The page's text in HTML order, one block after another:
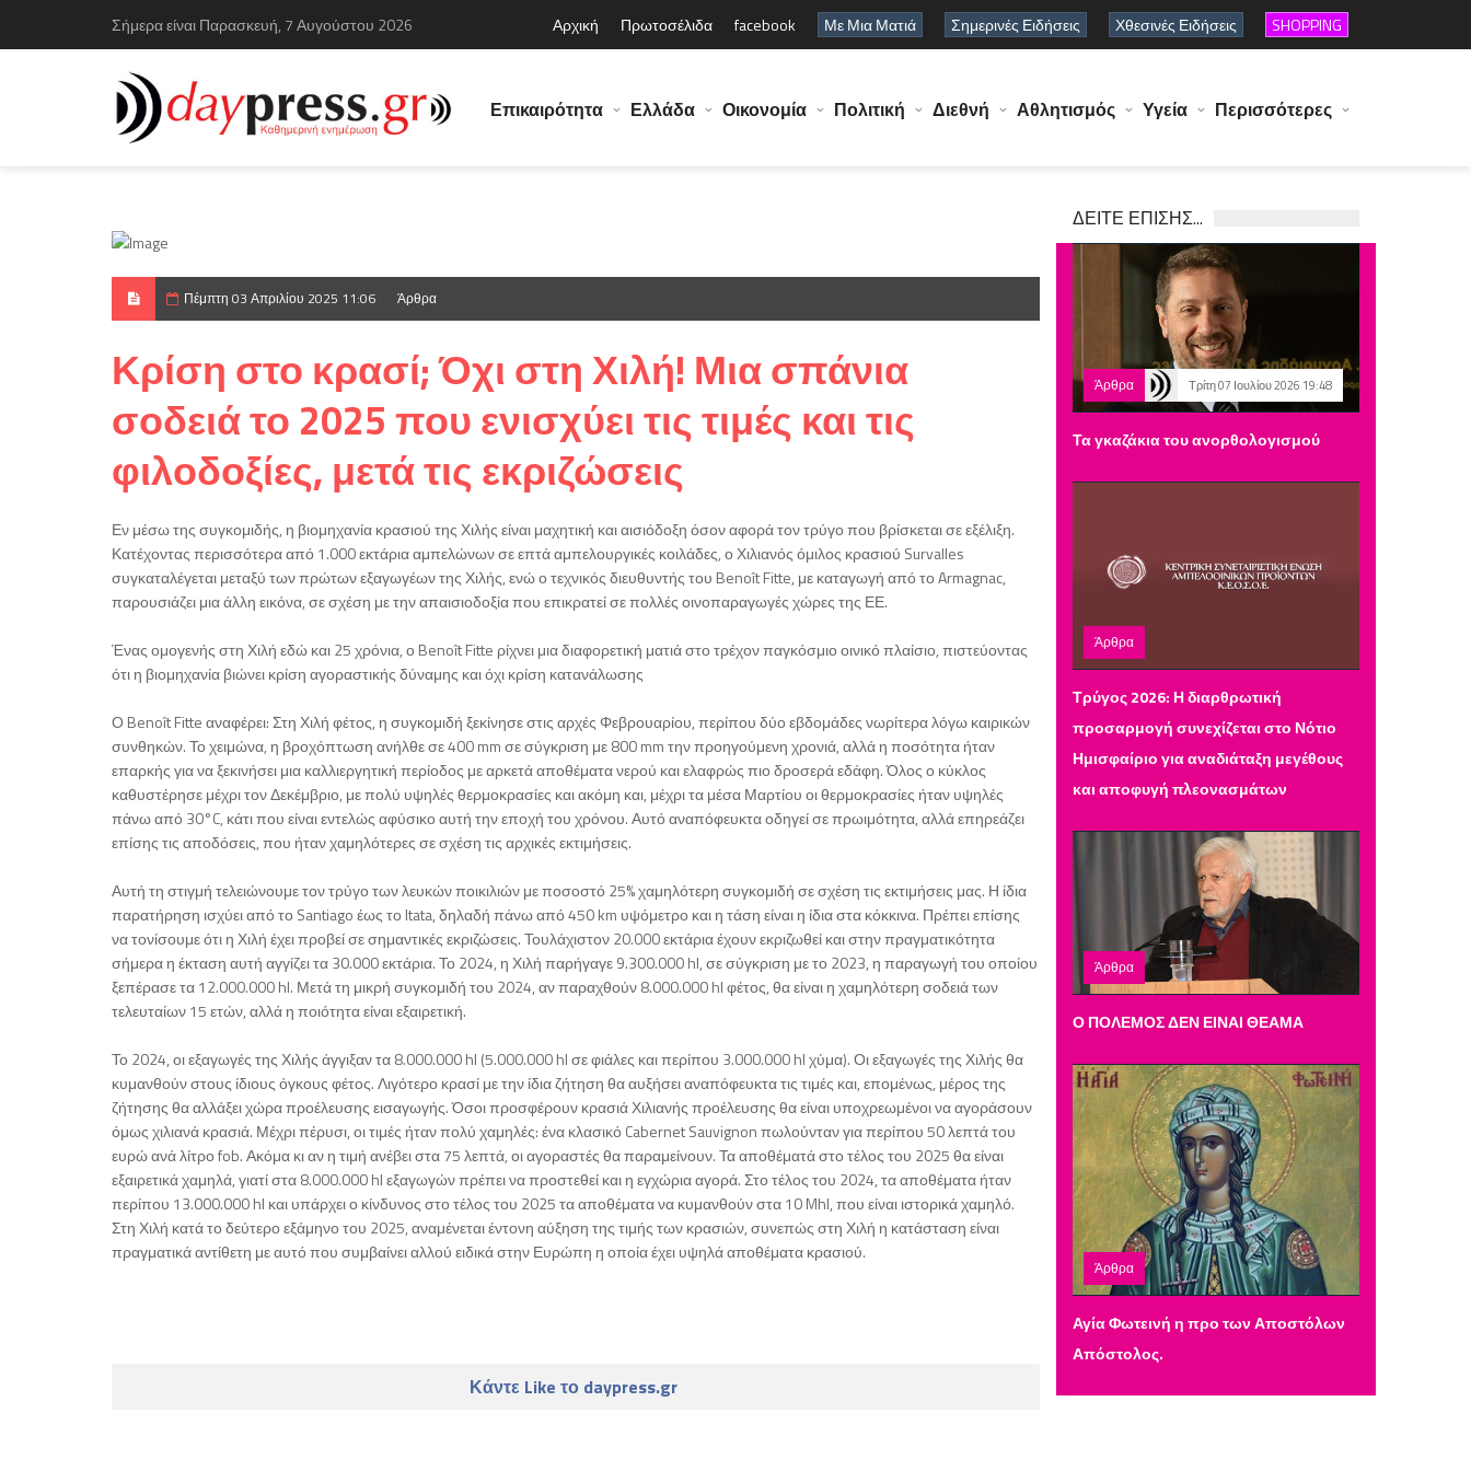
Σήμερα είναι Παρασκευή, 7 Αυγούστου 2026 Αρχική Πρωτοσέλιδα facebook Με Μια Ματιά Σημερινές Ειδήσεις Χθεσινές Ειδήσεις SHOPPING
Επικαιρότητα Ελλάδα Οικονομία Πολιτική Διεθνή Αθλητισμός Υγεία Περισσότερες
Πέμπτη 03 Απριλίου 2025 11:06 Άρθρα
Κρίση στο κρασί; Όχι στη Χιλή! Μια σπάνια
σοδειά το 2025 που ενισχύει τις τιμές και τις
φιλοδοξίες, μετά τις εκριζώσεις
Εν μέσω της συγκομιδής, η βιομηχανία κρασιού της Χιλής είναι μαχητική και αισιόδοξη όσον αφορά τον τρύγο που βρίσκεται σε εξέλιξη.
Κατέχοντας περισσότερα από 1.000 εκτάρια αμπελώνων σε επτά αμπελουργικές κοιλάδες, ο Χιλιανός όμιλος κρασιού Survalles
συγκαταλέγεται μεταξύ των πρώτων εξαγωγέων της Χιλής, ενώ ο τεχνικός διευθυντής του Benoît Fitte, με καταγωγή από το Armagnac,
παρουσιάζει μια άλλη εικόνα, σε σχέση με την απαισιοδοξία που επικρατεί σε πολλές οινοπαραγωγές χώρες της ΕΕ.
Ένας ομογενής στη Χιλή εδώ και 25 χρόνια, ο Benoît Fitte ρίχνει μια διαφορετική ματιά στο τρέχον παγκόσμιο οινικό πλαίσιο, πιστεύοντας
ότι η βιομηχανία βιώνει κρίση αγοραστικής δύναμης και όχι κρίση κατανάλωσης
Ο Benoît Fitte αναφέρει: Στη Χιλή φέτος, η συγκομιδή ξεκίνησε στις αρχές Φεβρουαρίου, περίπου δύο εβδομάδες νωρίτερα λόγω καιρικών
συνθηκών. Το χειμώνα, η βροχόπτωση ανήλθε σε 400 mm σε σύγκριση με 800 mm την προηγούμενη χρονιά, αλλά η ποσότητα ήταν
επαρκής για να ξεκινήσει μια καλλιεργητική περίοδος με αρκετά αποθέματα νερού και ελαφρώς πιο δροσερά εδάφη. Όλος ο κύκλος
καθυστέρησε μέχρι τον Δεκέμβριο, με πολύ υψηλές θερμοκρασίες και ακόμη και, μέχρι τα μέσα Μαρτίου οι θερμοκρασίες ήταν υψηλές
πάνω από 30°C, κάτι που είναι εντελώς αφύσικο αυτή την εποχή του χρόνου. Αυτό αναπόφευκτα οδηγεί σε πρωιμότητα, αλλά επηρεάζει
επίσης τις αποδόσεις, που ήταν χαμηλότερες σε σχέση τις αρχικές εκτιμήσεις.
Αυτή τη στιγμή τελειώνουμε τον τρύγο των λευκών ποικιλιών με ποσοστό 25% χαμηλότερη συγκομιδή σε σχέση τις εκτιμήσεις μας. Η ίδια
παρατήρηση ισχύει από το Santiago έως το Itata, δηλαδή πάνω από 450 km υψόμετρο και η τάση είναι η ίδια στα κόκκινα. Πρέπει επίσης
να τονίσουμε ότι η Χιλή έχει προβεί σε σημαντικές εκριζώσεις. Τουλάχιστον 20.000 εκτάρια έχουν εκριζωθεί και στην πραγματικότητα
σήμερα η έκταση αυτή αγγίζει τα 30.000 εκτάρια. Το 2024, η Χιλή παρήγαγε 9.300.000 hl, σε σύγκριση με το 2023, η παραγωγή του οποίου
ξεπέρασε τα 12.000.000 hl. Μετά τη μικρή συγκομιδή του 2024, αν παραχθούν 8.000.000 hl φέτος, θα είναι η χαμηλότερη σοδειά των
τελευταίων 15 ετών, αλλά η ποιότητα είναι εξαιρετική.
Το 2024, οι εξαγωγές της Χιλής άγγιξαν τα 8.000.000 hl (5.000.000 hl σε φιάλες και περίπου 3.000.000 hl χύμα). Οι εξαγωγές της Χιλής θα
κυμανθούν στους ίδιους όγκους φέτος. Λιγότερο κρασί με την ίδια ζήτηση θα αυξήσει αναπόφευκτα τις τιμές και, επομένως, μέρος της
ζήτησης θα αλλάξει χώρα προέλευσης εισαγωγής. Όσοι προσφέρουν κρασιά Χιλιανής προέλευσης θα είναι υποχρεωμένοι να αγοράσουν
όμως χιλιανά κρασιά. Μέχρι πέρυσι, οι τιμές ήταν πολύ χαμηλές: ένα κλασικό Cabernet Sauvignon πωλούνταν για περίπου 50 λεπτά του
ευρώ ανά λίτρο fob. Ακόμα κι αν η τιμή ανέβει στα 75 λεπτά, οι αγοραστές θα παραμείνουν. Τα αποθέματά στο τέλος του 2025 θα είναι
εξαιρετικά χαμηλά, γιατί στα 8.000.000 hl εξαγωγών πρέπει να προστεθεί και η εγχώρια αγορά. Στο τέλος του 2024, τα αποθέματα ήταν
περίπου 13.000.000 hl και υπάρχει ο κίνδυνος στο τέλος του 2025 τα αποθέματα να κυμανθούν στα 10 Mhl, που είναι ιστορικά χαμηλό.
Στη Χιλή κατά το δεύτερο εξάμηνο του 2025, αναμένεται έντονη αύξηση της τιμής των κρασιών, συνεπώς στη Χιλή η κατάσταση είναι
πραγματικά αντίθετη με αυτό που συμβαίνει αλλού ειδικά στην Ευρώπη η οποία έχει υψηλά αποθέματα κρασιού.
Κάντε Like το daypress.gr
ΔΕΙΤΕ ΕΠΙΣΗΣ...
Άρθρα Τρίτη 07 Ιουλίου 2026 19:48
Τα γκαζάκια του ανορθολογισμού
Άρθρα
Δευτέρα 30 Μαρτίου 2026 10:42
Τρύγος 2026: Η διαρθρωτική
προσαρμογή συνεχίζεται στο Νότιο
Ημισφαίριο για αναδιάταξη μεγέθους
και αποφυγή πλεονασμάτων
Άρθρα
Δευτέρα 09 Μαρτίου 2026 22:45
Ο ΠΟΛΕΜΟΣ ΔΕΝ ΕΙΝΑΙ ΘΕΑΜΑ
Άρθρα
Πέμπτη 26 Φεβρουαρίου 2026 19:10
Αγία Φωτεινή η προ των Αποστόλων
Απόστολος.